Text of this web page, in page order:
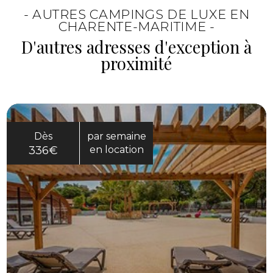
séjour peut alterner facilement entre repos,
baignade et découvertes.
- AUTRES CAMPINGS DE LUXE EN
CHARENTE-MARITIME -
D'autres adresses d'exception à
proximité
Dès
336€
par semaine
en location